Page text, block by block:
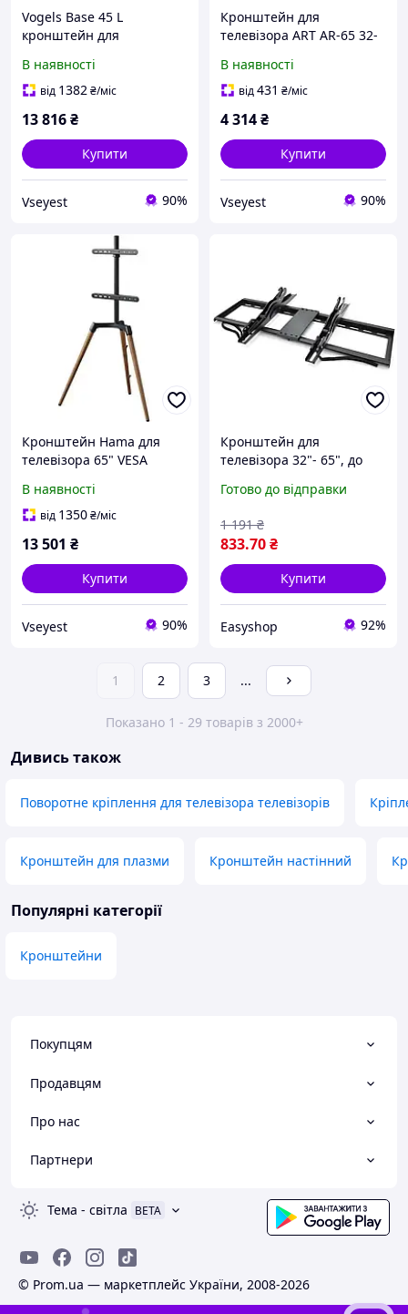
Vogels Base 45 L
кронштейн для
поворотний
В наявності
від 1382₴/міс
13 816₴
Купити
Vseyest 90%
Кронштейн для
телевізора ART AR-65 32-
універсальний
В наявності
від431 ₴/міс
4 314₴
Купити
Vseyest 90%
Кронштейн Hama для
телевізора 65" VESA
В наявності
від 1350₴/міс
13 501 ₴
Купити
Vseyest 90%
Кронштейн для
телевізора 32"- 65", до
BR4565A / Кріплення для
Готово до відправки
833.70₴
1 191 ₴
Купити
Easyshop 92%
1 2 3 ...
Показано 1 - 29 товарів з 2000+
Дивись також
Поворотне кріплення для телевізора телевізорів
Кронштейн для плазми Кронштейн настінний
Популярні категорії
Кронштейни
Покупцям
Продавцям
Про нас
Партнери
Тема - світла BETA
© Prom.ua — маркетплейс України, 2008-2026